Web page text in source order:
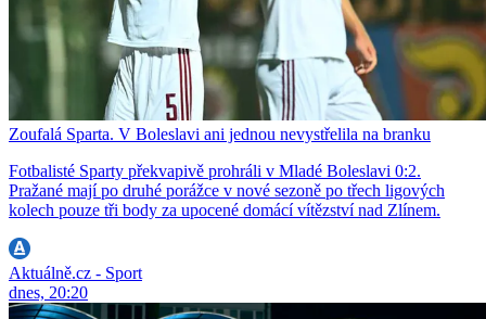
Zoufalá Sparta. V Boleslavi ani jednou nevystřelila na branku
Fotbalisté Sparty překvapivě prohráli v Mladé Boleslavi 0:2.
Pražané mají po druhé porážce v nové sezoně po třech ligových
kolech pouze tři body za upocené domácí vítězství nad Zlínem.
Aktuálně.cz - Sport
dnes, 20:20